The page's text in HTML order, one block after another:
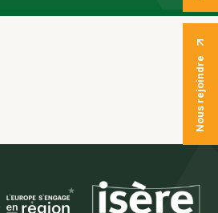
Nous rejoindre